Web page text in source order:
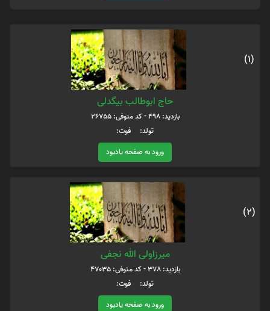
(1)
حاج ابوطالب بیگدلی
بازدید: 498 - کد متوفی: 26755
تولد: فوت:
ورود به صفحه یادبود
(2)
میرزاولی الله نجفی
بازدید: 378 - کد متوفی: 47035
تولد: فوت:
ورود به صفحه یادبود